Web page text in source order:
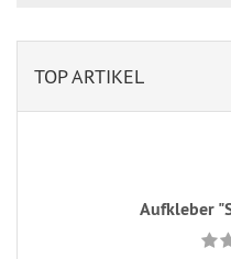
TOP ARTIKEL
Aufkleber